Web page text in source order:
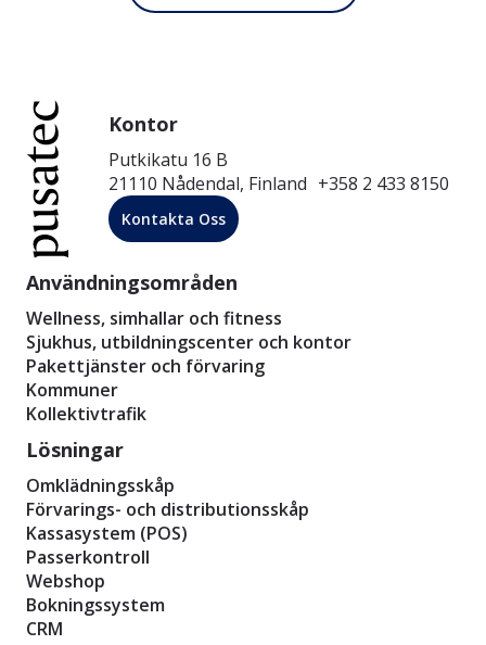
Kontor
Putkikatu 16 B
21110 Nådendal, Finland +358 2 433 8150
Kontakta Oss
Användningsområden
Wellness, simhallar och fitness
Sjukhus, utbildningscenter och kontor
Pakettjänster och förvaring
Kommuner
Kollektivtrafik
Lösningar
Omklädningsskåp
Förvarings- och distributionsskåp
Kassasystem (POS)
Passerkontroll
Webshop
Bokningssystem
CRM